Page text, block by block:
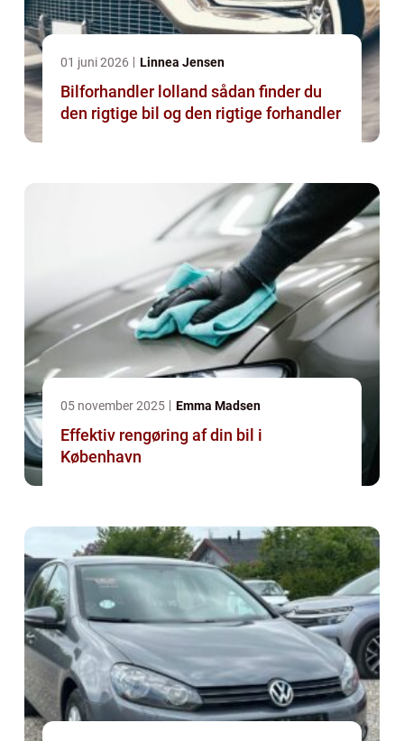
01 juni 2026 Linnea Jensen
Bilforhandler lolland sådan finder du
den rigtige bil og den rigtige forhandler
05 november 2025 Emma Madsen
Effektiv rengøring af din bil i
København